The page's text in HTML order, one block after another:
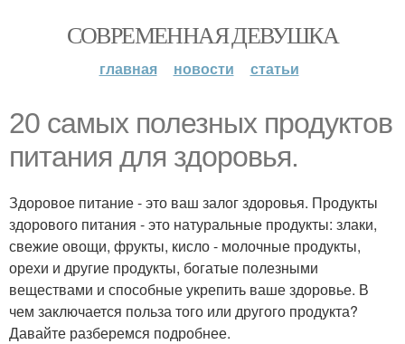
СОВРЕМЕННАЯ ДЕВУШКА
главная новости статьи
20 самых полезных продуктов
питания для здоровья.
Здоровое питание - это ваш залог здоровья. Продукты
здорового питания - это натуральные продукты: злаки,
свежие овощи, фрукты, кисло - молочные продукты,
орехи и другие продукты, богатые полезными
веществами и способные укрепить ваше здоровье. В
чем заключается польза того или другого продукта?
Давайте разберемся подробнее.